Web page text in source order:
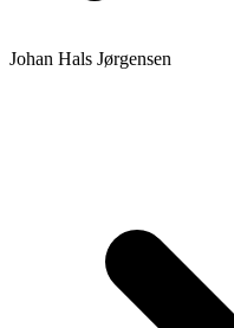
Johan Hals Jørgensen